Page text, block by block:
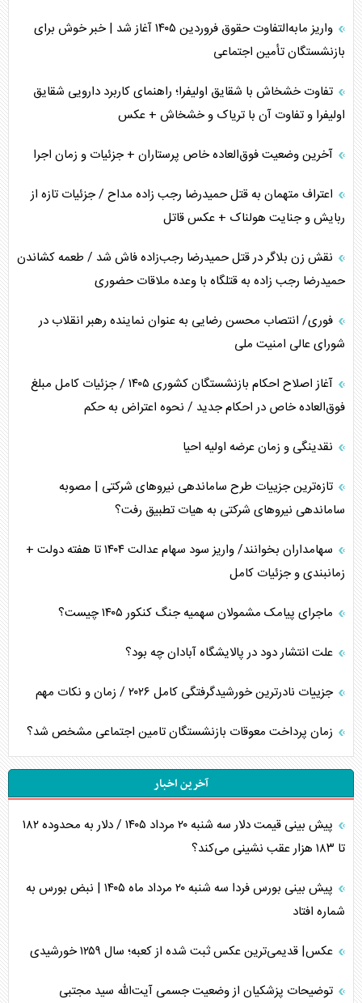
چگونه عربستان برابر ایران دچار خطای محاسباتی شد؟
جاده ابریشم فضایی/ نفوذ راهبردی و فرازمینی چین
انصارالله و تثبیت معادله «محاصره برابر محاصره»
خبرنگار، خط مقدم جبهه روایت و پاسدار انسجام ملی
مصالحه نافرجام سعودی – اماراتی
محدودیت صادرات نفت عربستان
پشت‌پرده خشم ترامپ از رسانه‌های منتقد
چگونه مقاومت صحنه جنگ را تغییر می‌دهد؟
واریز مابه‌التفاوت حقوق فروردین ۱۴۰۵ آغاز شد | خبر خوش برای
بازنشستگان تأمین اجتماعی
تفاوت خشخاش با شقایق اولیفرا؛ راهنمای کاربرد دارویی شقایق
اولیفرا و تفاوت آن با تریاک و خشخاش + عکس
آخرین وضعیت فوق‌العاده خاص پرستاران + جزئیات و زمان اجرا
اعتراف متهمان به قتل حمیدرضا رجب زاده مداح / جزئیات تازه از
ربایش و جنایت هولناک + عکس قاتل
نقش زن بلاگر در قتل حمیدرضا رجب‌زاده فاش شد / طعمه کشاندن
حمیدرضا رجب زاده به قتلگاه با وعده ملاقات حضوری
فوری/ انتصاب محسن رضایی به عنوان نماینده رهبر انقلاب در
شورای عالی امنیت ملی
آغاز اصلاح احکام بازنشستگان کشوری ۱۴۰۵ / جزئیات کامل مبلغ
فوق‌العاده خاص در احکام جدید / نحوه اعتراض به حکم
نقدینگی و زمان عرضه اولیه احیا
تازه‌ترین جزییات طرح ساماندهی نیرو‌های شرکتی | مصوبه
ساماندهی نیرو‌های شرکتی به هیات تطبیق رفت؟
سهامداران بخوانند/ واریز سود سهام عدالت ۱۴۰۴ تا هفته دولت +
زمانبندی و جزئیات کامل
ماجرای پیامک مشمولان سهمیه جنگ کنکور ۱۴۰۵ چیست؟
علت انتشار دود در پالایشگاه آبادان چه بود؟
جزییات نادرترین خورشیدگرفتگی کامل ۲۰۲۶ / زمان و نکات مهم
زمان پرداخت معوقات بازنشستگان تامین اجتماعی مشخص شد؟
آخرین اخبار
پیش بینی قیمت دلار سه شنبه ۲۰ مرداد ۱۴۰۵ / دلار به محدوده ۱۸۲
تا ۱۸۳ هزار عقب نشینی می‌کند؟
پیش بینی بورس فردا سه شنبه ۲۰ مرداد ماه ۱۴۰۵ | نبض بورس به
شماره افتاد
عکس| قدیمی‌ترین عکس ثبت شده از کعبه؛ سال ۱۲۵۹ خورشیدی
توضیحات پزشکیان از وضعیت جسمی آیت‌الله سید مجتبی